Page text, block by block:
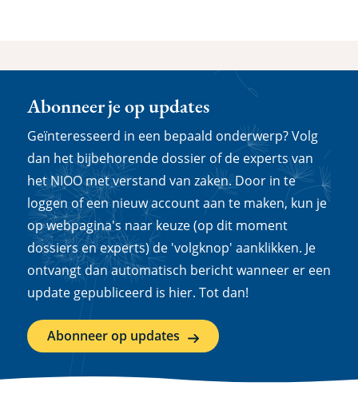
Abonneer je op updates
Geïnteresseerd in een bepaald onderwerp? Volg
dan het bijbehorende dossier of de experts van
het NIOO met verstand van zaken. Door in te
loggen of een nieuw account aan te maken, kun je
op webpagina's naar keuze (op dit moment
dossiers en experts) de 'volgknop' aanklikken. Je
ontvangt dan automatisch bericht wanneer er een
update gepubliceerd is hier. Tot dan!
Abonneer op updates